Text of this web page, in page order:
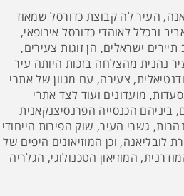
העיר לה קבוצת כדורסל שמאוד
ובכלל לאוהדי כדורסל אירופאי,
ישראלים, הן זוגות צעירים,
נהנית מהצלחה בזכות היותה עיר
צעירה, עם מגוון של אתרי
מועדונים ועוד לצד אתרי
ביניהם הכנסייה הפרנסיצנקאנית
גשרי העיר, שוק הפירות הייחודי
לובליאנה, וכן המוזיאונים היפים של
המוזיאון הטכנולוגי, הגלריה